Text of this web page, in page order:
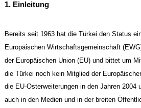
1. Einleitung
Bereits seit 1963 hat die Türkei den Status
Europäischen Wirtschaftsgemeinschaft
der Europäischen Union (EU) und bittet um
die Türkei noch kein Mitglied der
die EU-Osterweiterungen in den Jahren 2004
auch in den Medien und in der breiten